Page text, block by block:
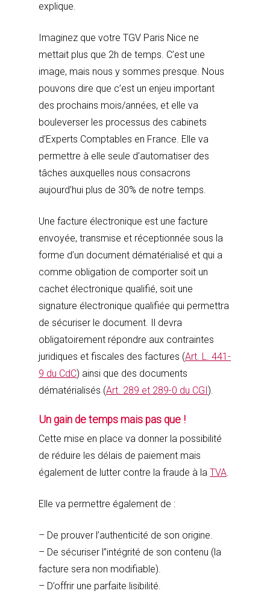
explique.
Imaginez que votre TGV Paris Nice ne
mettait plus que 2h de temps. C’est une
image, mais nous y sommes presque. Nous
pouvons dire que c’est un enjeu important
des prochains mois/années, et elle va
bouleverser les processus des cabinets
d’Experts Comptables en France. Elle va
permettre à elle seule d’automatiser des
tâches auxquelles nous consacrons
aujourd’hui plus de 30% de notre temps.
Une facture électronique est une facture
envoyée, transmise et réceptionnée sous la
forme d’un document dématérialisé et qui a
comme obligation de comporter soit un
cachet électronique qualifié, soit une
signature électronique qualifiée qui permettra
de sécuriser le document. Il devra
obligatoirement répondre aux contraintes
juridiques et fiscales des factures (Art. L. 441-
9 du CdC) ainsi que des documents
dématérialisés (Art. 289 et 289-0 du CGI ).
Un gain de temps mais pas que !
Cette mise en place va donner la possibilité
de réduire les délais de paiement mais
également de lutter contre la fraude à laTVA.
Elle va permettre également de :
– De prouver l’authenticité de son origine.
– De sécuriser l’’intégrité de son contenu (la
facture sera non modifiable).
– D’offrir une parfaite lisibilité.